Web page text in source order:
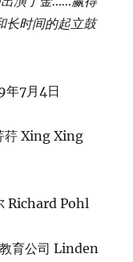
长时间的起立鼓
年7月4日
Xing Xing
Richard Pohl
育公司 Linden